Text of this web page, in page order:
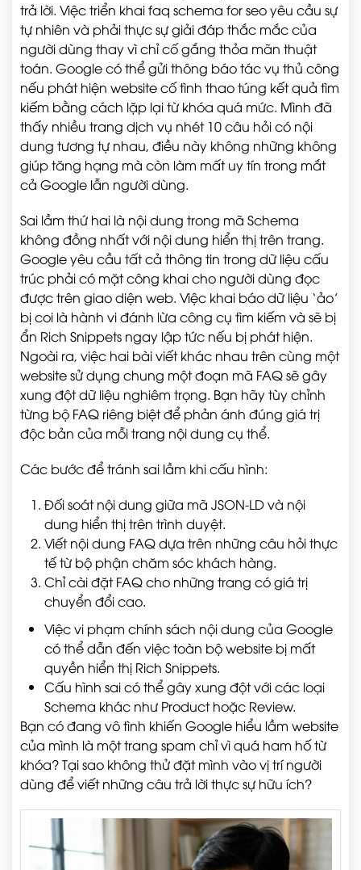
trả lời. Việc triển khai faq schema for seo yêu cầu sự
tự nhiên và phải thực sự giải đáp thắc mắc của
người dùng thay vì chỉ cố gắng thỏa mãn thuật
toán. Google có thể gửi thông báo tác vụ thủ công
nếu phát hiện website cố tình thao túng kết quả tìm
kiếm bằng cách lặp lại từ khóa quá mức. Mình đã
thấy nhiều trang dịch vụ nhét 10 câu hỏi có nội
dung tương tự nhau, điều này không những không
giúp tăng hạng mà còn làm mất uy tín trong mắt
cả Google lẫn người dùng.
Sai lầm thứ hai là nội dung trong mã Schema
không đồng nhất với nội dung hiển thị trên trang.
Google yêu cầu tất cả thông tin trong dữ liệu cấu
trúc phải có mặt công khai cho người dùng đọc
được trên giao diện web. Việc khai báo dữ liệu ‘ảo’
bị coi là hành vi đánh lừa công cụ tìm kiếm và sẽ bị
ẩn Rich Snippets ngay lập tức nếu bị phát hiện.
Ngoài ra, việc hai bài viết khác nhau trên cùng một
website sử dụng chung một đoạn mã FAQ sẽ gây
xung đột dữ liệu nghiêm trọng. Bạn hãy tùy chỉnh
từng bộ FAQ riêng biệt để phản ánh đúng giá trị
độc bản của mỗi trang nội dung cụ thể.
Các bước để tránh sai lầm khi cấu hình:
Đối soát nội dung giữa mã JSON-LD và nội
dung hiển thị trên trình duyệt.
Viết nội dung FAQ dựa trên những câu hỏi thực
tế từ bộ phận chăm sóc khách hàng.
Chỉ cài đặt FAQ cho những trang có giá trị
chuyển đổi cao.
Việc vi phạm chính sách nội dung của Google
có thể dẫn đến việc toàn bộ website bị mất
quyền hiển thị Rich Snippets.
Cấu hình sai có thể gây xung đột với các loại
Schema khác như Product hoặc Review.
Bạn có đang vô tình khiến Google hiểu lầm website
của mình là một trang spam chỉ vì quá ham hố từ
khóa? Tại sao không thử đặt mình vào vị trí người
dùng để viết những câu trả lời thực sự hữu ích?